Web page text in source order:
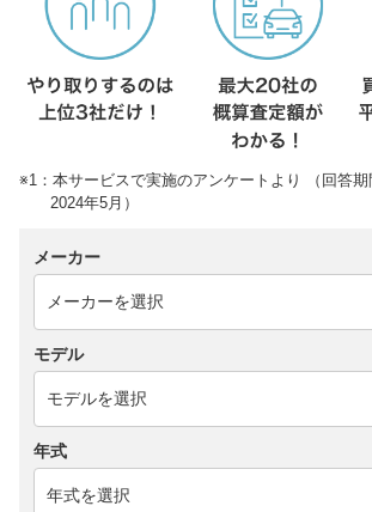
※1：本サービスで実施のアンケートより （回答期
2024年5月）
メーカー
モデル
年式